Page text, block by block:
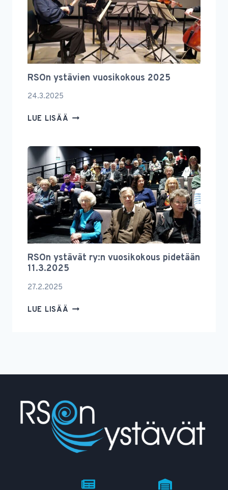
RSOn ystävien vuosikokous 2025
24.3.2025
LUE LISÄÄ RSON
2025
RSOn ystävät ry:n vuosikokous pidetään
11.3.2025
27.2.2025
LUE LISÄÄ RSON